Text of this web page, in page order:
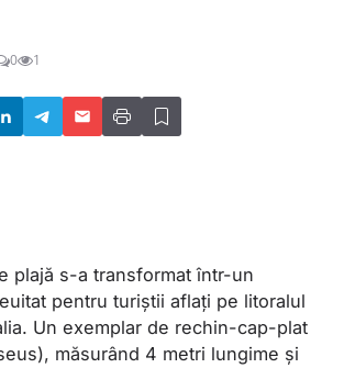
0 1
plajă s-a transformat într-un
pentru turiștii aflați pe litoralul
Un exemplar de rechin-cap-plat
măsurând 4 metri lungime și